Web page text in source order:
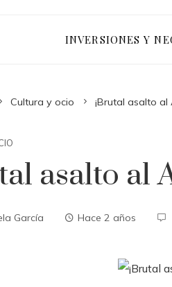
INVERSIONES Y
Cultura y ocio ¡Brutal asalto al
asalto al
García Hace 2 años